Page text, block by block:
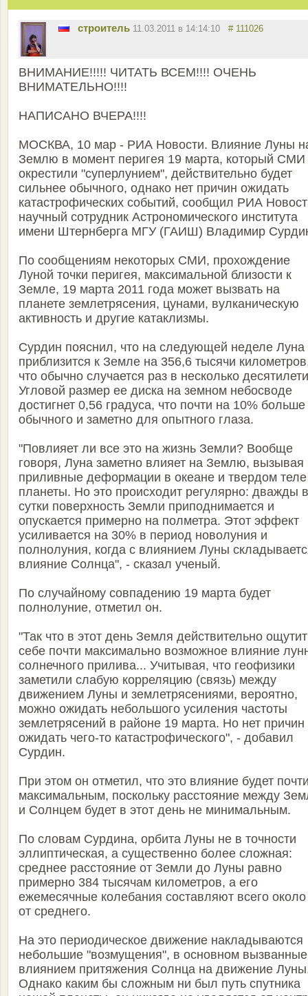
строитель 11.03.2011 в 14:14:10 # 111026
ВНИМАНИЕ!!!!! ЧИТАТЬ ВСЕМ!!!! ОЧЕНЬ
ВНИМАТЕЛЬНО!!!!
НАПИСАНО ВЧЕРА!!!!
МОСКВА, 10 мар - РИА Новости. Влияние Луны
Землю в момент перигея 19 марта, который СМИ
окрестили "суперлунием", действительно будет
сильнее обычного, однако нет причин ожидать
катастрофических событий, сообщил РИА
научный сотрудник Астрономического института
имени Штернберга МГУ (ГАИШ) Владимир
По сообщениям некоторых СМИ, прохождение
Луной точки перигея, максимальной близости к
Земле, 19 марта 2011 года может вызвать на
планете землетрясения, цунами, вулканическую
активность и другие катаклизмы.
Сурдин пояснил, что на следующей неделе Луна
приблизится к Земле на 356,6 тысячи
что обычно случается раз в несколько
Угловой размер ее диска на земном небосводе
достигнет 0,56 градуса, что почти на 10% больше
обычного и заметно для опытного глаза.
"Повлияет ли все это на жизнь Земли? Вообще
говоря, Луна заметно влияет на Землю, вызывая
приливные деформации в океане и твердом теле
планеты. Но это происходит регулярно: дважды в
сутки поверхность Земли приподнимается и
опускается примерно на полметра. Этот эффект
усиливается на 30% в период новолуния и
полнолуния, когда с влиянием Луны
влияние Солнца", - сказал ученый.
По случайному совпадению 19 марта будет
полнолуние, отметил он.
"Так что в этот день Земля действительно
себе почти максимально возможное влияние
солнечного прилива... Учитывая, что геофизики
заметили слабую корреляцию (связь) между
движением Луны и землетрясениями, вероятно,
можно ожидать небольшого усиления частоты
землетрясений в районе 19 марта. Но нет причин
ожидать чего-то катастрофического", - добавил
Сурдин.
При этом он отметил, что это влияние будет
максимальным, поскольку расстояние между
и Солнцем будет в этот день не минимальным.
По словам Сурдина, орбита Луны не в точности
эллиптическая, а существенно более сложная:
среднее расстояние от Земли до Луны равно
примерно 384 тысячам километров, а его
ежемесячные колебания составляют всего
от среднего.
На это периодическое движение накладываются
небольшие "возмущения", в основном вызванные
влиянием притяжения Солнца на движение
Однако каким бы сложным ни был путь спутника